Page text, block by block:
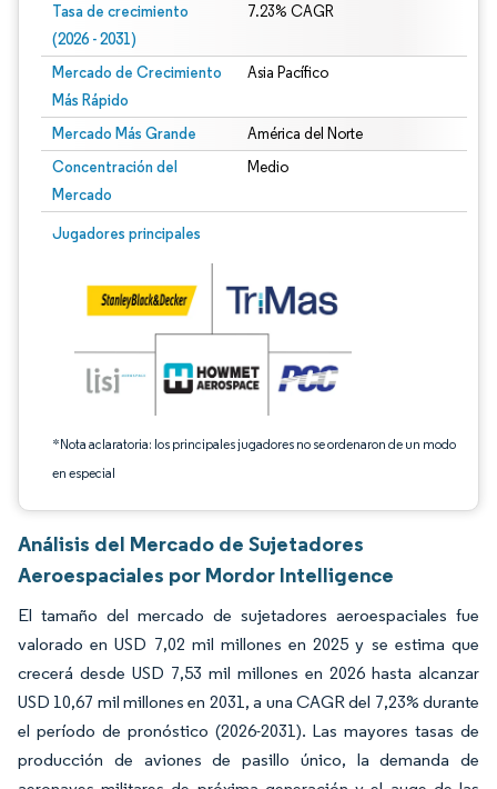
Tasa de crecimiento
(2026 - 2031)
7.23% CAGR
Mercado de Crecimiento
Más Rápido
Asia Pacífico
Mercado Más Grande América del Norte
Concentración del
Mercado
Medio
Jugadores principales
*Nota aclaratoria: los principales jugadores no se ordenaron de un modo
en especial
Imagen © Mordor Intelligence. El uso requiere atribución según CC BY 4.0.
Análisis del Mercado de Sujetadores
Aeroespaciales por Mordor Intelligence
El tamaño del mercado de sujetadores aeroespaciales fue
valorado en USD 7,02 mil millones en 2025 y se estima que
crecerá desde USD 7,53 mil millones en 2026 hasta alcanzar
USD 10,67 mil millones en 2031, a una CAGR del 7,23% durante
el período de pronóstico (2026-2031). Las mayores tasas de
producción de aviones de pasillo único, la demanda de